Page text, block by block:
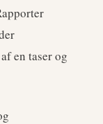
en taser og